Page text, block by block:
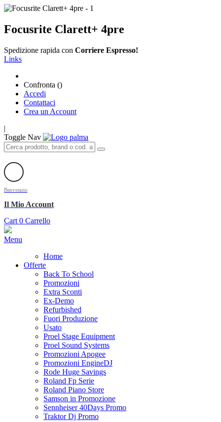
Focusrite Clarett+ 4pre
Spedizione rapida con Corriere Espresso!
Links
Confronta ()
Accedi
Contattaci
Crea un Account
|
Toggle Nav
Benvenuto
Il Mio Account
Cart 0 Carrello
Menu
Home
Offerte
Back To School
Promozioni
Extra Sconti
Ex-Demo
Refurbished
Fuori Produzione
Usato
Proel Stage Equipment
Proel Sound Systems
Promozioni Apogee
Promozioni EngineDJ
Rode Huge Savings
Roland Fp Serie
Roland Piano Store
Samson in Promozione
Sennheiser 40Days Promo
Traktor Dj Promo